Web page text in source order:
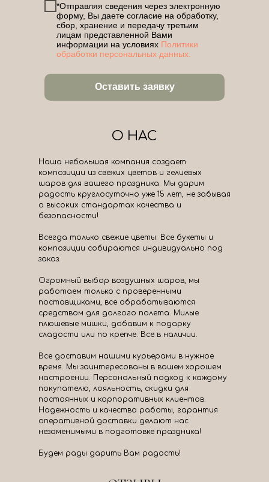
*Отправляя сведения через электронную
форму, Вы даете согласие на обработку,
сбор, хранение и передачу третьим
лицам представленной Вами
информации на условиях Политики
обработки персональных данных.
Оставить заявку
О НАС
Наша небольшая компания создает
композиции из свежих цветов и гелиевых
шаров для вашего праздника. Мы дарим
радость круглосуточно уже 15 лет, не забывая
о высоких стандартах качества и
безопасности!
Всегда только свежие цветы. Все букеты и
композиции собираются индивидуально под
заказ.
Огромный выбор воздушных шаров, мы
работаем только с проверенными
поставщиками, все обрабатываются
средством для долгого полета. Милые
плюшевые мишки, добавим к подарку
сладости или по крепче. Все в наличии.
Все доставим нашими курьерами в нужное
время. Мы заинтересованы в вашем хорошем
настроении. Персональный подход к каждому
покупателю, лояльность, скидки для
постоянных и корпоративных клиентов.
Надежность и качество работы, гарантия
оперативной доставки делают нас
незаменимыми в подготовке праздника!
Будем рады дарить Вам радость!